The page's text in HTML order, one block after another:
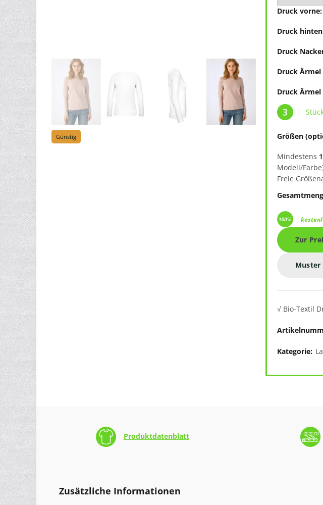
Günstig
Druck vorne:
Druck
Druck
Druck Ärmel
Druck
Größen
Mindestens
Modell/
Freie
Muster
√ Bio-Textil
Kategorie:
Produktdatenblatt
Zusätzliche Informationen